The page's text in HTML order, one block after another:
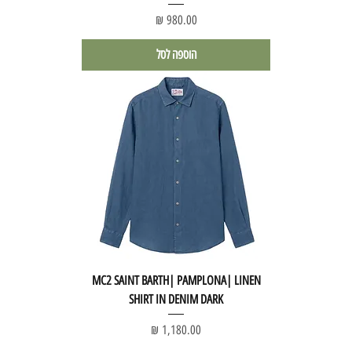
מחיר
הוספה לסל
MC2 SAINT BARTH| PAMPLONA| LINEN
SHIRT IN DENIM DARK
מחיר